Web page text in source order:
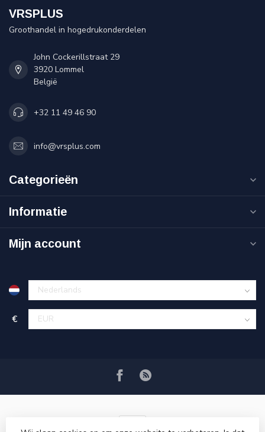
VRSPLUS
Groothandel in hogedrukonderdelen
John Cockerillstraat 29
3920 Lommel
België
+32 11 49 46 90
info@vrsplus.com
Categorieën
Informatie
Mijn account
€